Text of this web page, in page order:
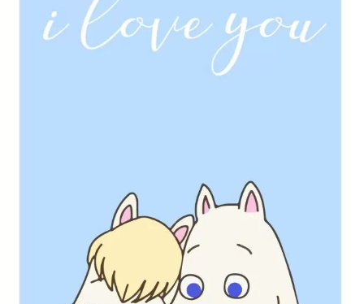
Сподели
GiftBG
Тениски за двойки "Hippo love"